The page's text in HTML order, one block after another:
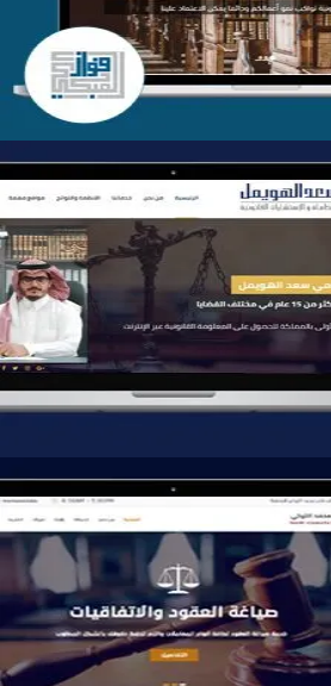
التفاصيل
الهويمل للمحاماة
التفاصيل
التركي للمحاماة
التفاصيل